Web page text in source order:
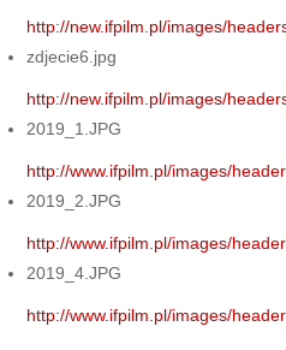
http://new.ifpilm.pl/images/
zdjecie6.jpg
http://new.ifpilm.pl/images/
2019_1.JPG
http://www.ifpilm.pl/images/
2019_2.JPG
http://www.ifpilm.pl/images/
2019_4.JPG
http://www.ifpilm.pl/images/